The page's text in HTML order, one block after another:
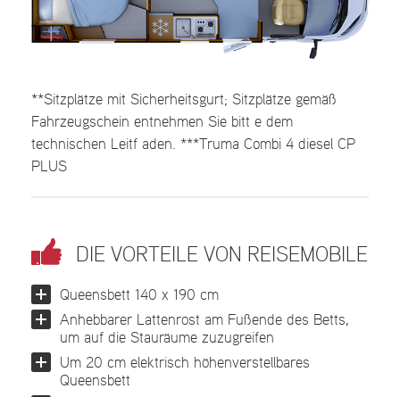
**Sitzplätze mit Sicherheitsgurt; Sitzplätze gemäß
Fahrzeugschein entnehmen Sie bitt e dem
technischen Leitf aden. ***Truma Combi 4 diesel CP
PLUS
DIE VORTEILE VON REISEMOBILE
Queensbett 140 x 190 cm
Anhebbarer Lattenrost am Fußende des Betts,
um auf die Stauräume zuzugreifen
Um 20 cm elektrisch höhenverstellbares
Queensbett